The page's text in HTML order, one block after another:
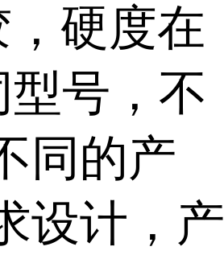
硬度在
型号，不
同的产
设计，产